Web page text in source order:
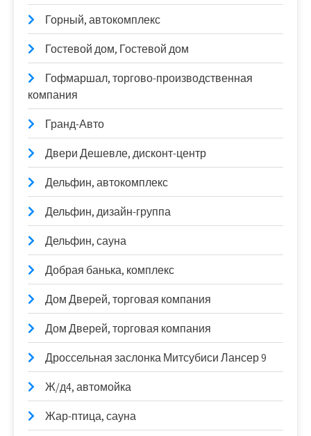
Горный, автокомплекс
Гостевой дом, Гостевой дом
Гофмаршал, торгово-производственная
компания
Гранд-Авто
Двери Дешевле, дисконт-центр
Дельфин, автокомплекс
Дельфин, дизайн-группа
Дельфин, сауна
Добрая банька, комплекс
Дом Дверей, торговая компания
Дом Дверей, торговая компания
Дроссельная заслонка Митсубиси Лансер 9
Ж/д4, автомойка
Жар-птица, сауна